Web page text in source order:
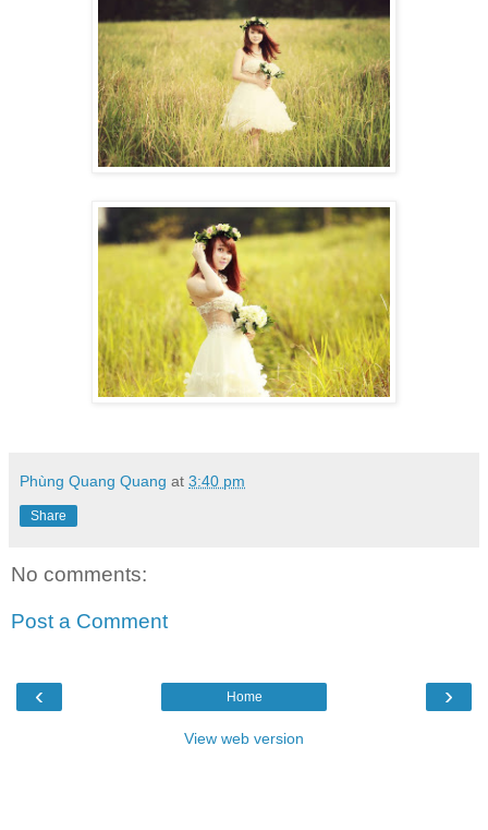
Phùng Quang Quang at 3:40 pm
Share
No comments:
Post a Comment
‹ ›
Home
View web version